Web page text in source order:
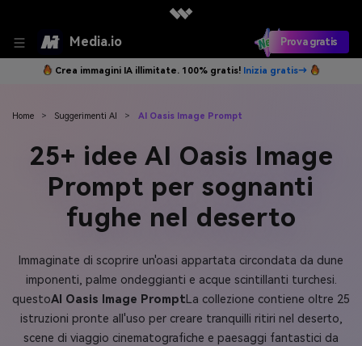
Media.io Prova gratis
Crea immagini IA illimitate. 100% gratis! Inizia gratis→
Home > Suggerimenti AI > AI Oasis Image Prompt
25+ idee AI Oasis Image
Prompt per sognanti
fughe nel deserto
Immaginate di scoprire un'oasi appartata circondata da dune
imponenti, palme ondeggianti e acque scintillanti turchesi.
questoAI Oasis Image PromptLa collezione contiene oltre 25
istruzioni pronte all'uso per creare tranquilli ritiri nel deserto,
scene di viaggio cinematografiche e paesaggi fantastici da